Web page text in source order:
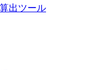
出ツール